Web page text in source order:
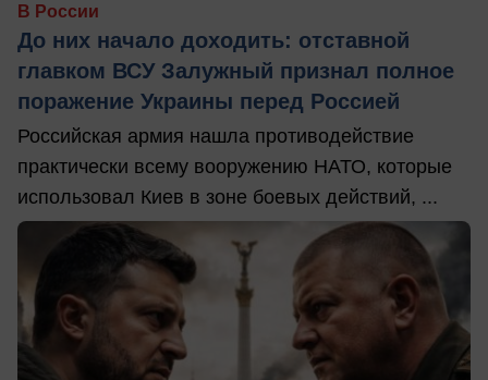
В России
До них начало доходить: отставной
главком ВСУ Залужный признал полное
поражение Украины перед Россией
Российская армия нашла противодействие
практически всему вооружению НАТО, которые
использовал Киев в зоне боевых действий, ...